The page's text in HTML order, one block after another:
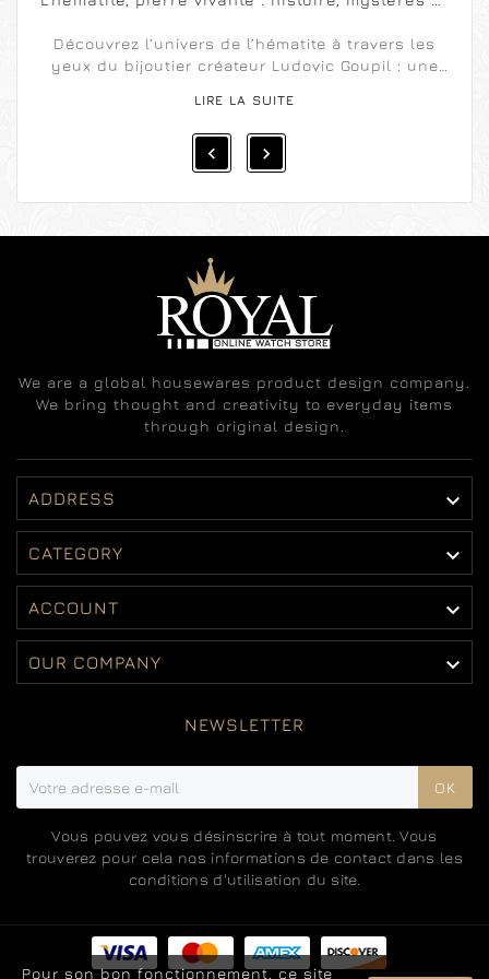
Pour son bon fonctionnement, ce site
Découvrez l’univers de l’hématite à travers les
yeux du bijoutier créateur Ludovic Goupil : une
LIRE LA SUITE
 
We are a global housewares product design company.
We bring thought and creativity to everyday items
through original design.
ADDRESS 
CATEGORY 
ACCOUNT 
OUR COMPANY 
NEWSLETTER
OK
Vous pouvez vous désinscrire à tout moment. Vous
trouverez pour cela nos informations de contact dans les
conditions d'utilisation du site.